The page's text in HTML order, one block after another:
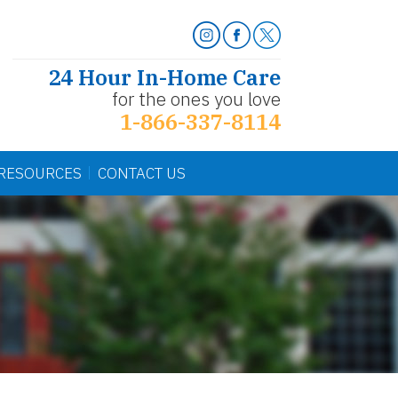
24 Hour In-Home Care
for the ones you love
1-866-337-8114
CONTACT US